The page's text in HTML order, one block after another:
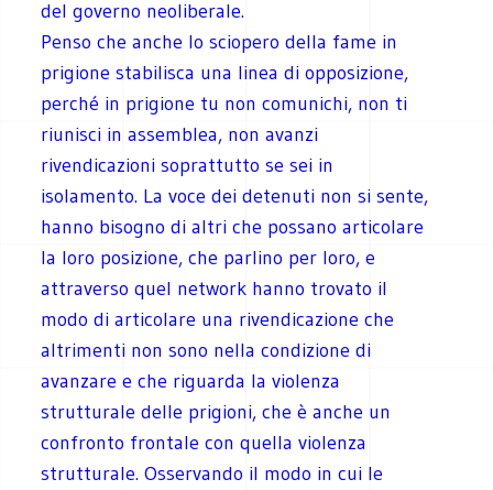
del governo neoliberale.
Penso che anche lo sciopero della fame in
prigione stabilisca una linea di opposizione,
perché in prigione tu non comunichi, non ti
riunisci in assemblea, non avanzi
rivendicazioni soprattutto se sei in
isolamento. La voce dei detenuti non si sente,
hanno bisogno di altri che possano articolare
la loro posizione, che parlino per loro, e
attraverso quel network hanno trovato il
modo di articolare una rivendicazione che
altrimenti non sono nella condizione di
avanzare e che riguarda la violenza
strutturale delle prigioni, che è anche un
confronto frontale con quella violenza
strutturale. Osservando il modo in cui le